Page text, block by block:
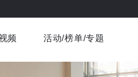
业消费 社会文化
频 活动/榜单/专题